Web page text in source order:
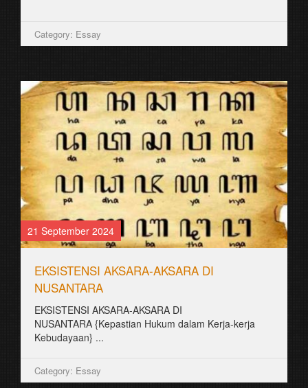
Category: Essay
21 September 2024
EKSISTENSI AKSARA-AKSARA DI
NUSANTARA
EKSISTENSI AKSARA-AKSARA DI
NUSANTARA {Kepastian Hukum dalam Kerja-kerja
Kebudayaan} ...
Category: Essay